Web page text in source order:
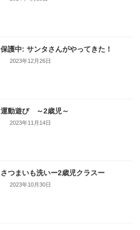
保護中: サンタさんがやってきた！
2023年12月26日
運動遊び ～2歳児～
2023年11月14日
さつまいも洗いー2歳児クラスー
2023年10月30日